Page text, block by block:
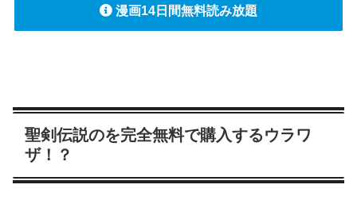
漫画14日間無料読み放題
聖剣伝説のを完全無料で購入するウラワ
ザ！？